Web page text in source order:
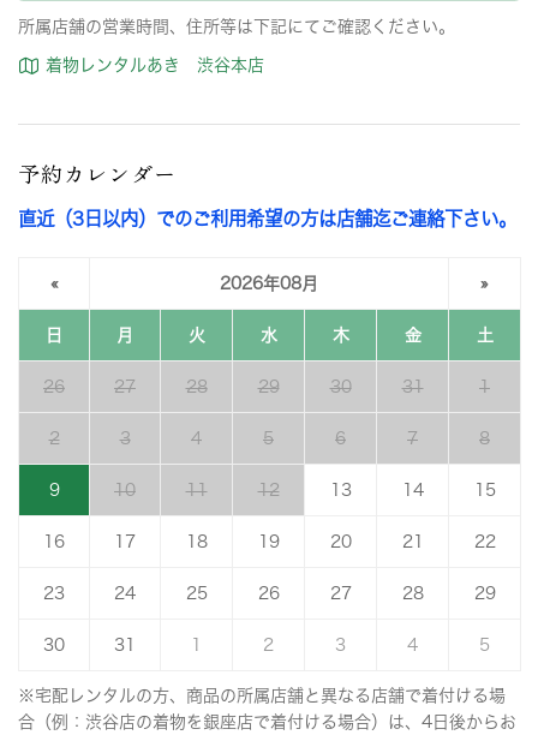
所属店舗の営業時間、住所等は下記にてご確認ください。
着物レンタルあき 渋谷本店
予約カレンダー
直近（3日以内）でのご利用希望の方は店舗迄ご連絡下さい。
« 2026年08月 »
日 月 火 水 木 金 土
26 27 28 29 30 31 1
2 3 4 5 6 7 8
9 10 11 12 13 14 15
16 17 18 19 20 21 22
23 24 25 26 27 28 29
30 31 2 3 4 5
※宅配レンタルの方、商品の所属店舗と異なる店舗で着付ける場
合（例：渋谷店の着物を銀座店で着付ける場合）は、4日後からお